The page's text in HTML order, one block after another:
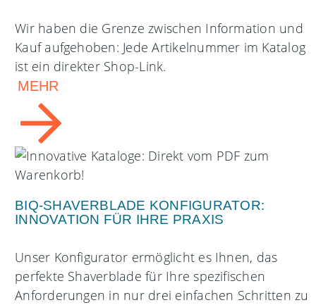
Wir haben die Grenze zwischen Information und
Kauf aufgehoben: Jede Artikelnummer im Katalog
ist ein direkter Shop-Link.
MEHR
BIQ-SHAVERBLADE KONFIGURATOR:
INNOVATION FÜR IHRE PRAXIS
Unser Konfigurator ermöglicht es Ihnen, das
perfekte Shaverblade für Ihre spezifischen
Anforderungen in nur drei einfachen Schritten zu